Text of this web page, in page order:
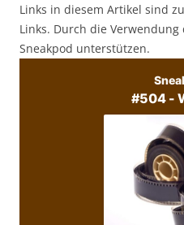
Links in diesem Artikel sind
Links. Durch die
Sneakpod unterstützen.